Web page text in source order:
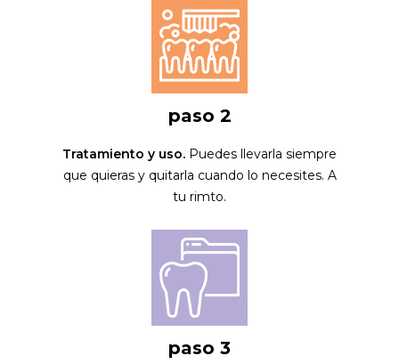
paso 2
Tratamiento y uso. Puedes llevarla siempre
que quieras y quitarla cuando lo necesites. A
tu rimto.
paso 3